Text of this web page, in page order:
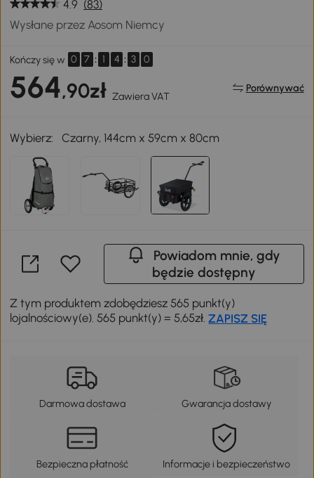
4.9 (83)
Wysłane przez Aosom Niemcy
Kończy się w 0 7 : 1 4 : 3 0
564,90zł Zawiera VAT
Porównywać
Wybierz: Czarny, 144cm x 59cm x 80cm
Powiadom mnie, gdy
będzie dostępny
Z tym produktem zdobędziesz 565 punkt(y)
lojalnościowy(e). 565 punkt(y) = 5,65zł.ZAPISZ SIĘ
Darmowa dostawa Gwarancja dostawy
Bezpieczna płatność Informacje i bezpieczeństwo